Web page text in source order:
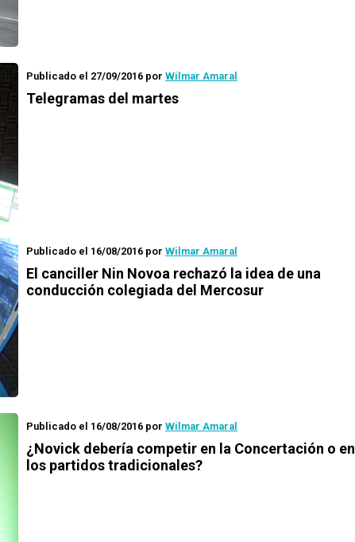
Publicado el 27/09/2016 por Wilmar Amaral
Telegramas del martes
Publicado el 16/08/2016 por Wilmar Amaral
El canciller Nin Novoa rechazó la idea de una
conducción colegiada del Mercosur
Publicado el 16/08/2016 por Wilmar Amaral
¿Novick debería competir en la Concertación o en
los partidos tradicionales?